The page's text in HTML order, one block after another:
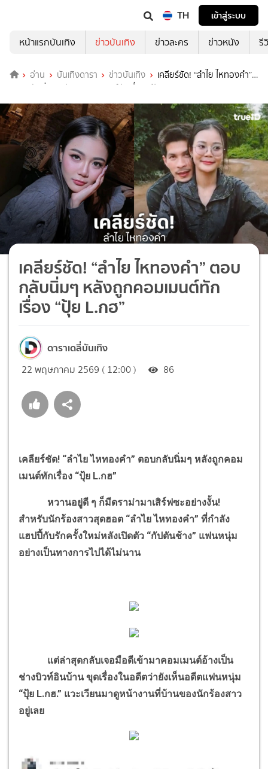
TH
เข้าสู่ระบบ
หน้าแรกบันเทิง
ข่าวบันเทิง ข่าวละคร ข่าวหนัง รี
อ่าน บันเทิงดารา ข่าวบันเทิง
เคลียร์ชัด! “ลำไย ไหทองคำ”
ตอบกลับนิ่มๆ หลังถูกคอมเมนต์ทักเรื่อง “ปุ้ย L.กฮ”
เคลียร์ชัด! “ลำไย ไหทองคำ” ตอบ
กลับนิ่มๆ หลังถูกคอมเมนต์ทัก
เรื่อง “ปุ้ย L.กฮ”
ดาราเดลี่บันเทิง
22 พฤษภาคม 2569 ( 12:00 ) 86
เคลียร์ชัด! “ลำไย ไหทองคำ” ตอบกลับนิ่มๆ หลังถูกคอม
เมนต์ทักเรื่อง “ปุ้ย L.กฮ”
หวานอยู่ดี ๆ ก็มีดราม่ามาเสิร์ฟซะอย่างงั้น!
สำหรับนักร้องสาวสุดฮอต “ลำไย ไหทองคำ” ที่กำลัง
แฮปปี้กับรักครั้งใหม่หลังเปิดตัว “กัปตันช้าง” แฟนหนุ่ม
อย่างเป็นทางการไปได้ไม่นาน
แต่ล่าสุดกลับเจอมือดีเข้ามาคอมเมนต์อ้างเป็น
ช่างบิวท์อินบ้าน ขุดเรื่องในอดีตว่ายังเห็นอดีตแฟนหนุ่ม
“ปุ้ย L.กฮ.” แวะเวียนมาดูหน้างานที่บ้านของนักร้องสาว
อยู่เลย